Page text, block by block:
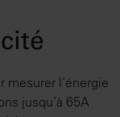
mesurer l’énergie
jusqu’à 65A